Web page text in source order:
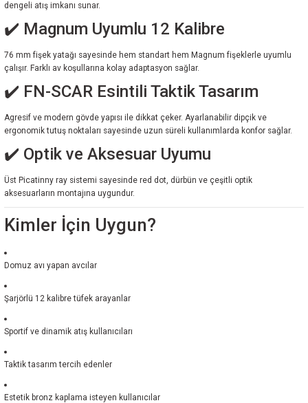
dengeli atış imkanı sunar.
✔️ Magnum Uyumlu 12 Kalibre
76 mm fişek yatağı sayesinde hem standart hem Magnum fişeklerle uyumlu
çalışır. Farklı av koşullarına kolay adaptasyon sağlar.
✔️ FN-SCAR Esintili Taktik Tasarım
Agresif ve modern gövde yapısı ile dikkat çeker. Ayarlanabilir dipçik ve
ergonomik tutuş noktaları sayesinde uzun süreli kullanımlarda konfor sağlar.
✔️ Optik ve Aksesuar Uyumu
Üst Picatinny ray sistemi sayesinde red dot, dürbün ve çeşitli optik
aksesuarların montajına uygundur.
Kimler İçin Uygun?
Domuz avı yapan avcılar
Şarjörlü 12 kalibre tüfek arayanlar
Sportif ve dinamik atış kullanıcıları
Taktik tasarım tercih edenler
Estetik bronz kaplama isteyen kullanıcılar